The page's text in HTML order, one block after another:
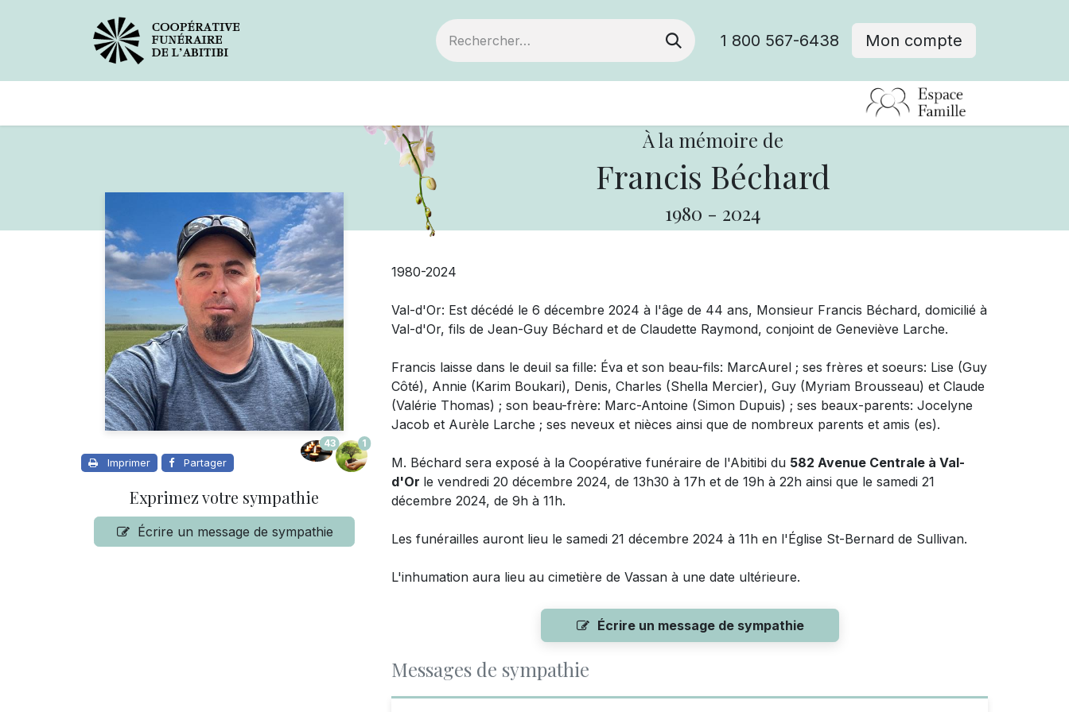
1 800 567-6438 Mon compte
À la mémoire de
Francis Béchard
1980 - 2024
Imprimer Partager
43 1
Exprimez votre sympathie
Écrire un message de sympathie
1980-2024
Val-d'Or: Est décédé le 6 décembre 2024 à l'âge de 44 ans, Monsieur Francis Béchard, domicilié à
Val-d'Or, fils de Jean-Guy Béchard et de Claudette Raymond, conjoint de Geneviève Larche.
Francis laisse dans le deuil sa fille: Éva et son beau-fils: MarcAurel ; ses frères et soeurs: Lise (Guy
Côté), Annie (Karim Boukari), Denis, Charles (Shella Mercier), Guy (Myriam Brousseau) et Claude
(Valérie Thomas) ; son beau-frère: Marc-Antoine (Simon Dupuis) ; ses beaux-parents: Jocelyne
Jacob et Aurèle Larche ; ses neveux et nièces ainsi que de nombreux parents et amis (es).
M. Béchard sera exposé à la Coopérative funéraire de l'Abitibi du 582 Avenue Centrale à Val-
d'Or le vendredi 20 décembre 2024, de 13h30 à 17h et de 19h à 22h ainsi que le samedi 21
décembre 2024, de 9h à 11h.
Les funérailles auront lieu le samedi 21 décembre 2024 à 11h en l'Église St-Bernard de Sullivan.
L'inhumation aura lieu au cimetière de Vassan à une date ultérieure.
Écrire un message de sympathie
Messages de sympathie